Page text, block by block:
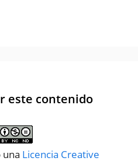
este contenido
una Licencia Creative